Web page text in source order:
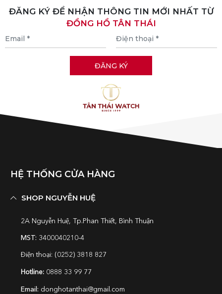
ĐĂNG KÝ ĐỂ NHẬN THÔNG TIN MỚI NHẤT TỪ
ĐỒNG HỒ TÂN THÁI
HỆ THỐNG CỬA HÀNG
SHOP NGUYỄN HUỆ
2A Nguyễn Huệ, Tp.Phan Thiết, Bình Thuận
MST: 3400040210-4
Điện thoại: (0252) 3818 827
Hotline: 0888 33 99 77
Email: donghotanthai@gmail.com